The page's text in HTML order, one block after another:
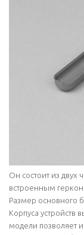
Он состоит из двух
встроенным
Размер основного
Корпуса устройств
модели позволяет